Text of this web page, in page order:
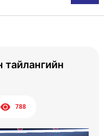
тайлангийн
788